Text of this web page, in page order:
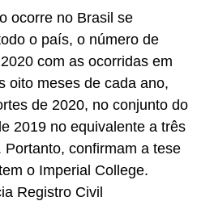
ocorre no Brasil se
o país, o número de
com as ocorridas em
oito meses de cada ano,
de 2020, no conjunto do
2019 no equivalente a três
confirmam a tese
o Imperial College.
Registro Civil